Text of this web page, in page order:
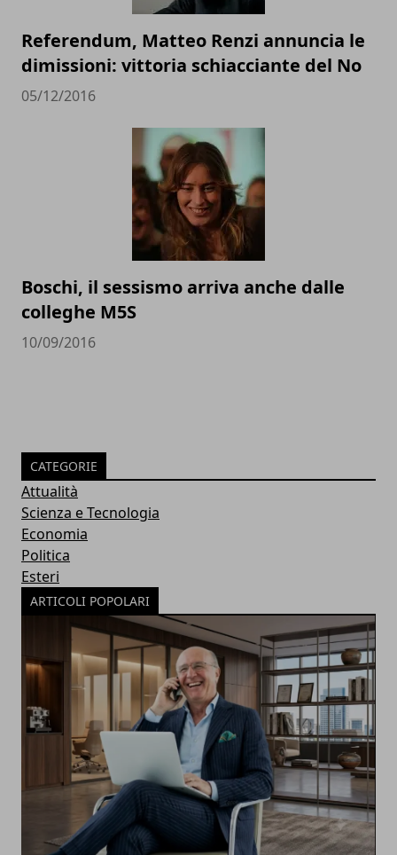
Referendum, Matteo Renzi annuncia le
dimissioni: vittoria schiacciante del No
05/12/2016
Boschi, il sessismo arriva anche dalle
colleghe M5S
10/09/2016
CATEGORIE
Attualità
Scienza e Tecnologia
Economia
Politica
Esteri
ARTICOLI POPOLARI